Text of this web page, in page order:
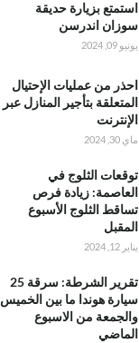
استمتع بزيارة حديقة
سوزان اندرسن
يونيو 09, 2024
احذر من عمليات الإحتيال
المتعلقة بتأجير المنازل عبر
الإنترنت
ماي 30, 2024
توقعات الثلوج في
العاصمة: زيادة فرص
تساقط الثلوج الأسبوع
المقبل
يناير 12, 2024
تقرير الشرطة: سرقة 25
سيارة هوندا ما بين الخميس
والجمعة من الاسبوع
الماضي